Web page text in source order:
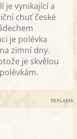
je vynikající a
chuť české
je polévka
zimní dny.
je skvělou
REKLAMA